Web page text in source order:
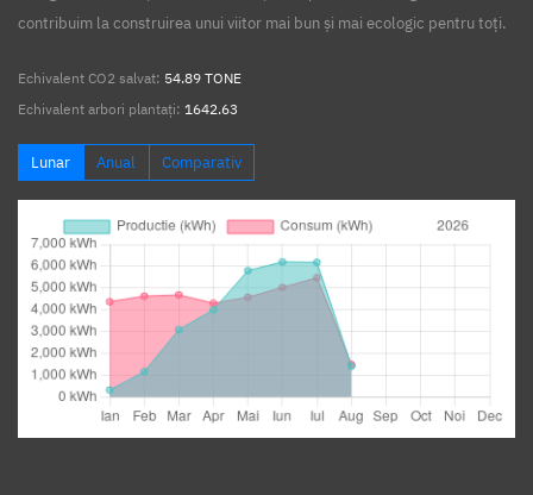
contribuim la construirea unui viitor mai bun și mai ecologic pentru toți.
Echivalent CO2 salvat: 54.89 TONE
Echivalent arbori plantați: 1642.63
Lunar Anual Comparativ